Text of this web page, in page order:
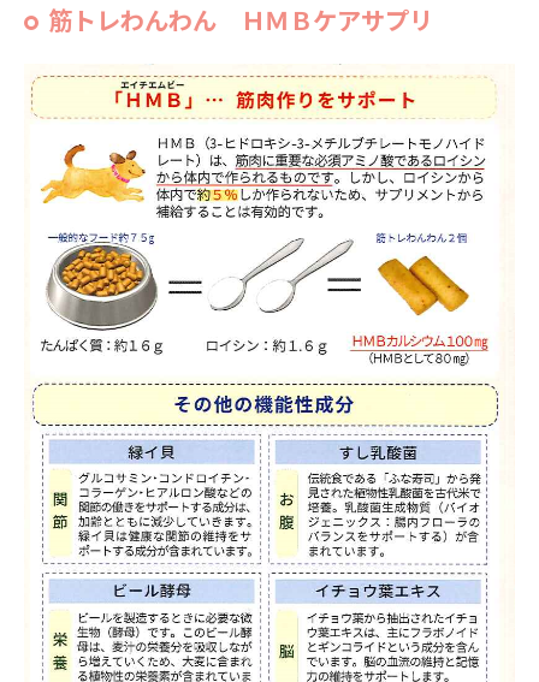
筋トレわんわん ＨＭＢケアサプリ